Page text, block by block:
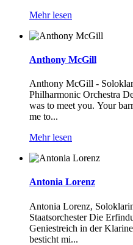
Mehr lesen
Anthony McGill
Anthony McGill -
Philharmonic Orchestra
was to meet you. Your
me to...
Mehr lesen
Antonia Lorenz
Antonia Lorenz,
Staatsorchester Die
Geniestreich in der
besticht mi...